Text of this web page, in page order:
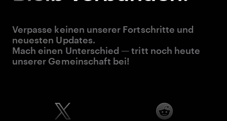
Verpasse keinen unserer Fortschritte und
neuesten Updates.
Mach einen Unterschied — tritt noch heute
unserer Gemeinschaft bei!